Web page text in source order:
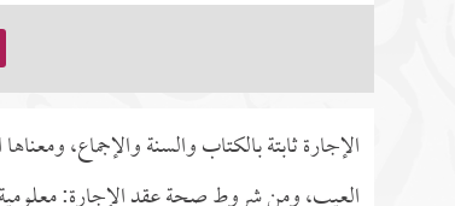
الإجارة ثابتة بالكتاب والسنة والإجماع،